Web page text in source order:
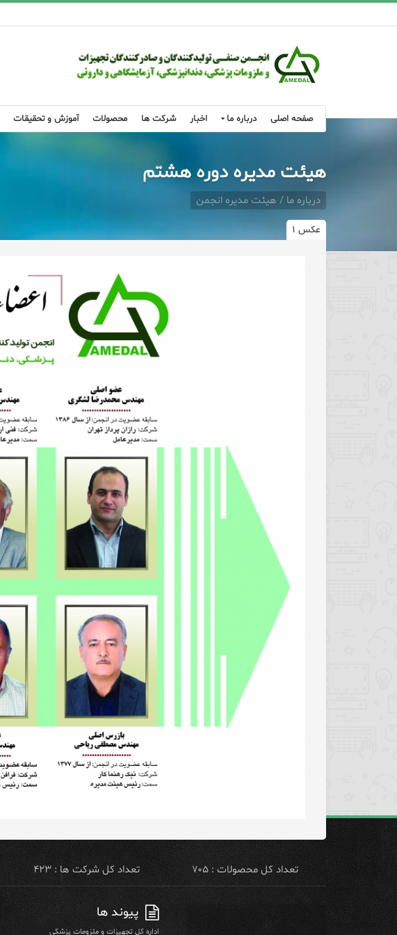
صفحه اصلی درباره ما اخبار شرکت ها محصولات آموزش و تحقیقات
هیئت مدیره دوره هشتم
درباره ما / هیئت مدیره انجمن
عکس ۱
تعداد کل محصولات : ۷۰۵ تعداد کل شرکت ها : ۴۲۳
پیوند ها
اداره کل تجهیزات و ملزومات پزشکی